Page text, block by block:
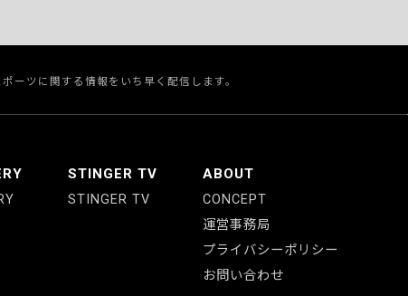
ーツに関する情報をいち早く配信します。
STINGER TV
STINGER TV
ABOUT
CONCEPT
運営事務局
プライバシーポリシー
お問い合わせ